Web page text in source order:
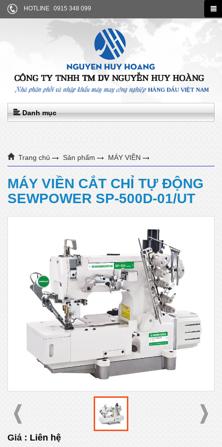
HOTLINE 0915 348 099
Danh mục
Trang chủ Sản phẩm MÁY VIỀN
MÁY VIỀN CẮT CHỈ TỰ ĐỘNG SEWPOWER SP-500D-01/UT
MÁY VIỀN CẮT CHỈ TỰ ĐỘNG
SEWPOWER SP-500D-01/UT
Giá : Liên hệ